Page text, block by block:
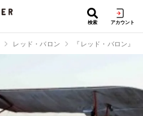
検索 アカウント
レッド・バロン 『レッド・バロン』